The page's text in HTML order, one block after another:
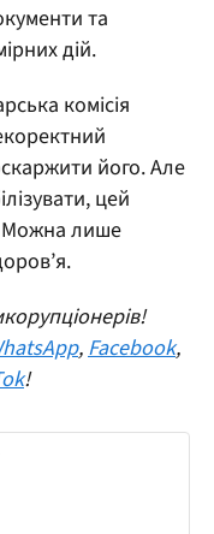
та
дій.
комісія
його. Але
цей
лише
,Facebook,
!